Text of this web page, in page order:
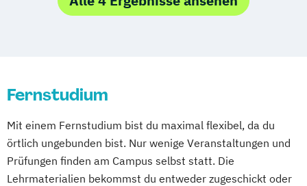
Hoyerswerda Magdeburg Ostfildern
in der frühkindlichen Bildung
Kindheitspädagogik Duales Studium
Komplementäre Heilverfahren in der
Schmerztherapie
Krisenmanagement im Be­völ­kerungsschutz
Fernstudium
Mit einem Fernstudium bist du maximal flexibel, da du
örtlich ungebunden bist. Nur wenige Veranstaltungen und
Prüfungen finden am Campus selbst statt. Die
Lehrmaterialien bekommst du entweder zugeschickt oder